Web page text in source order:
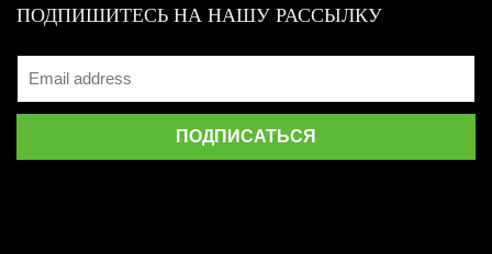
ПОДПИШИТЕСЬ НА НАШУ РАССЫЛКУ